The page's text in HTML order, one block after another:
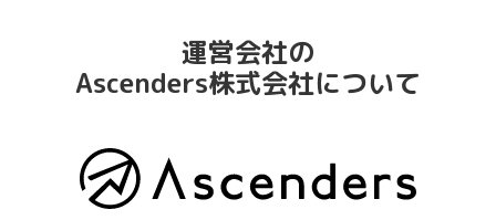
運営会社の
Ascenders株式会社について